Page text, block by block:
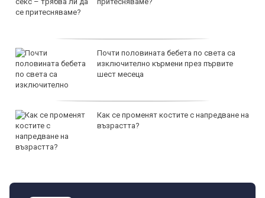
Почти половината бебета по света са
изключително кърмени през първите
шест месеца
Как се променят костите с напредване на
възрастта?